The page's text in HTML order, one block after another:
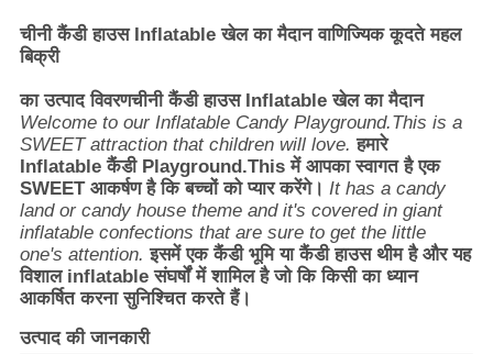
चीनी कैंडी हाउस Inflatable खेल का मैदान वाणिज्यिक कूदते महल
बिक्री
का उत्पाद विवरणचीनी कैंडी हाउस Inflatable खेल का मैदान
Welcome to our Inflatable Candy Playground.This is a
SWEET attraction that children will love. हमारे
Inflatable कैंडी Playground.This में आपका स्वागत है एक
SWEET आकर्षण है कि बच्चों को प्यार करेंगे। It has a candy
land or candy house theme and it's covered in giant
inflatable confections that are sure to get the little
one's attention. इसमें एक कैंडी भूमि या कैंडी हाउस थीम है और यह
विशाल inflatable संघर्षों में शामिल है जो कि किसी का ध्यान
आकर्षित करना सुनिश्चित करते हैं।
उत्पाद की जानकारी